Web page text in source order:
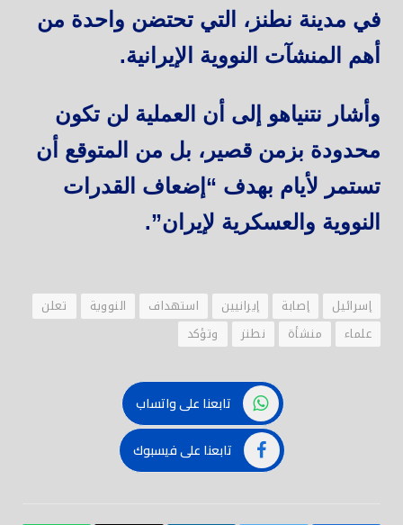
في مدينة نطنز، التي تحتضن واحدة من
أهم المنشآت النووية الإيرانية.
وأشار نتنياهو إلى أن العملية لن تكون
محدودة بزمن قصير، بل من المتوقع أن
تستمر لأيام بهدف “إضعاف القدرات
النووية والعسكرية لإيران”.
إسرائيل إصابة إيرانيين استهداف النووية
تعلن
علماء
منشأة نطنز وتؤكد
تابعنا على واتساب
تابعنا على فيسبوك